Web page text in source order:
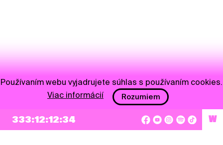
333:12:12:34 W
Používaním webu vyjadrujete súhlas s používaním cookies.
Viac informácií
Rozumiem